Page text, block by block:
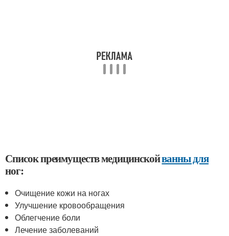
Список преимуществ медицинскойванны для
ног:
Очищение кожи на ногах
Улучшение кровообращения
Облегчение боли
Лечение заболеваний